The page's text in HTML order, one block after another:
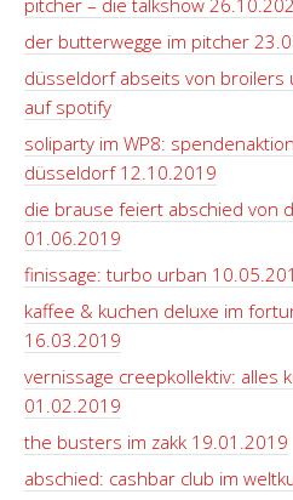
pitcher – die talkshow
der butterwegge im pitcher
düsseldorf abseits von broilers
auf spotify
soliparty im WP8:
düsseldorf 12.10.2019
die brause feiert abschied von
01.06.2019
finissage: turbo urban
kaffee & kuchen deluxe im
16.03.2019
vernissage creepkollektiv: alles
01.02.2019
the busters im zakk 19.01.2019
abschied: cashbar club im